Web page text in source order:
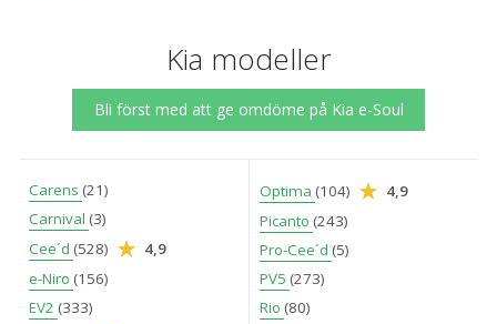
Kia modeller
Bli först med att ge omdöme på Kia e-Soul
Carens (21)
Carnival (3)
Cee´d (528)
4,9
e-Niro (156)
EV2 (333)
Optima (104)
4,9
Picanto (243)
Pro-Cee´d (5)
PV5 (273)
Rio (80)